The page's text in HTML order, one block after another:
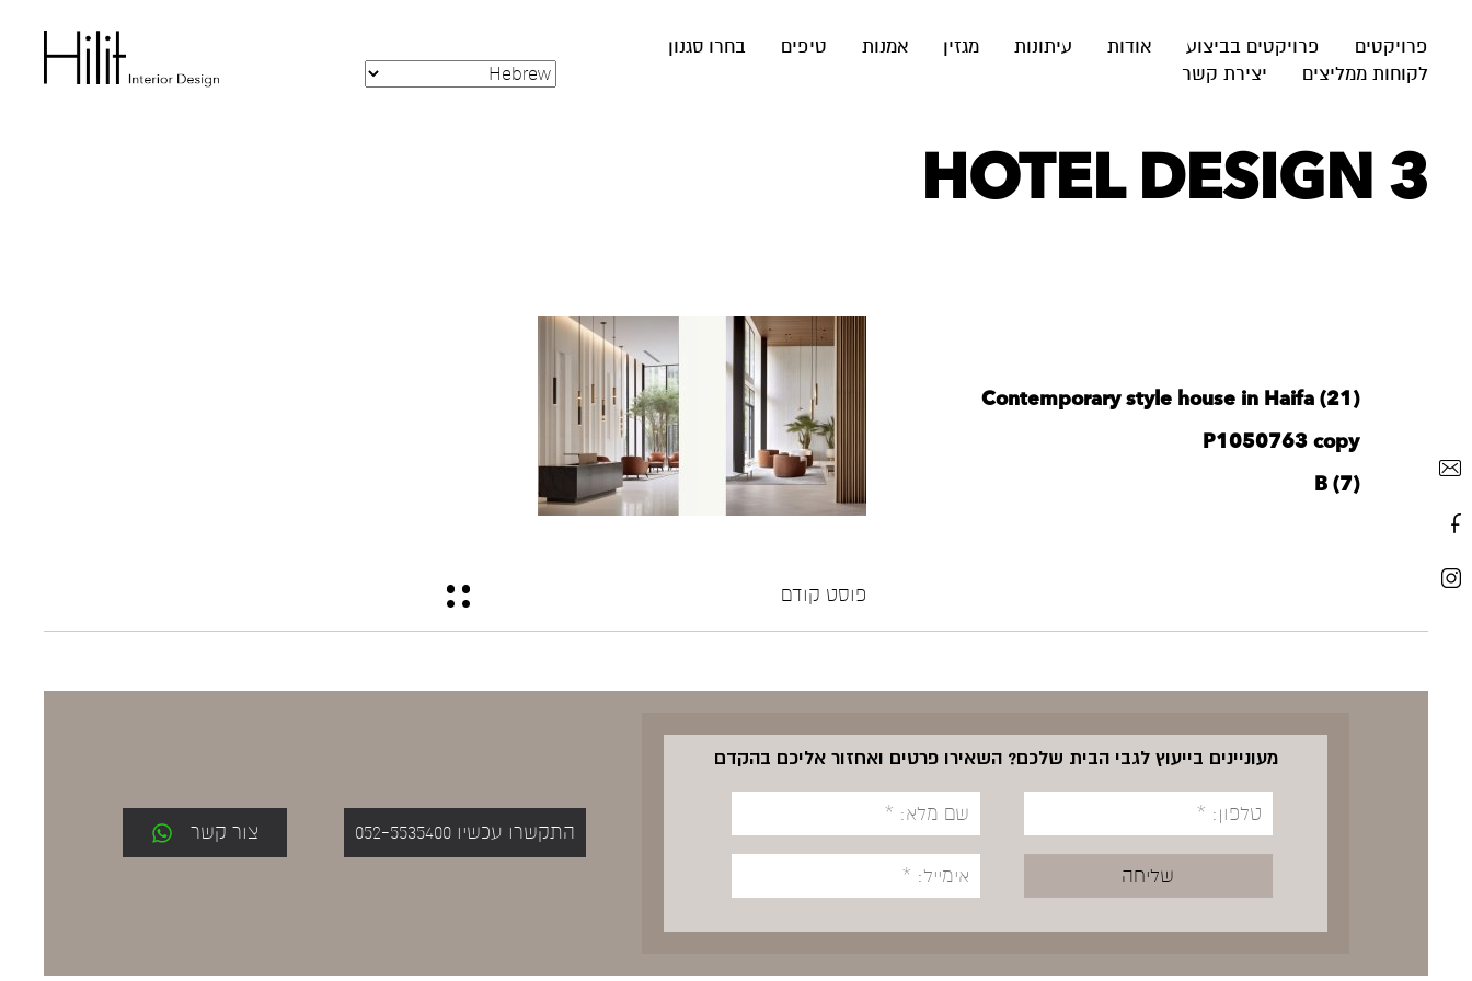
פרויקטים פרויקטים בביצוע אודות עיתונות מגזין אמנות טיפים
בחרו סגנון
לקוחות ממליצים
יצירת קשר
HOTEL DESIGN 3
Contemporary style house in Haifa (21)
P1050763 copy
B (7)
פוסט קודם
מעוניינים בייעוץ לגבי הבית שלכם? השאירו פרטים ואחזור אליכם בהקדם
התקשרו עכשיו 052-5535400 צור קשר